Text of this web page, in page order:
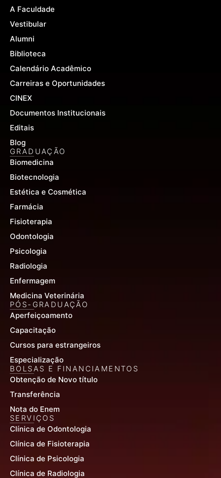
k
f
A Faculdade
Vestibular
Alumni
Biblioteca
Calendário Acadêmico
Carreiras e Oportunidades
CINEX
Documentos Institucionais
Editais
Blog
GRADUAÇÃO
Biomedicina
Biotecnologia
Estética e Cosmética
Farmácia
Fisioterapia
Odontologia
Psicologia
Radiologia
Enfermagem
Medicina Veterinária
PÓS-GRADUAÇÃO
Aperfeiçoamento
Capacitação
Cursos para estrangeiros
Especialização
BOLSAS E FINANCIAMENTOS
Obtenção de Novo título
Transferência
Nota do Enem
SERVIÇOS
Clínica de Odontologia
Clínica de Fisioterapia
Clínica de Psicologia
Clínica de Radiologia